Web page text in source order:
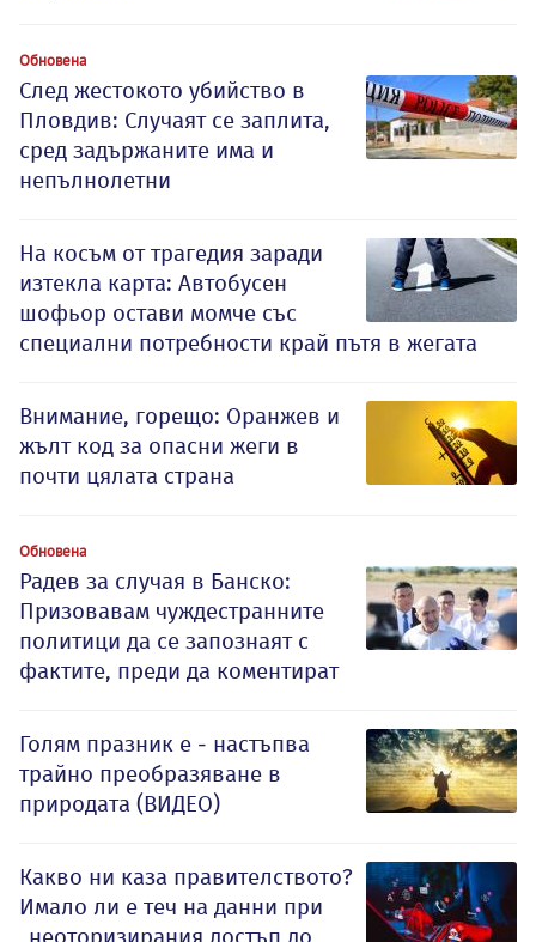
Обновена
След жестокото убийство в
Пловдив: Случаят се заплита,
сред задържаните има и
непълнолетни
На косъм от трагедия заради
изтекла карта: Автобусен
шофьор остави момче със
специални потребности край пътя в жегата
Внимание, горещо: Оранжев и
жълт код за опасни жеги в
почти цялата страна
Обновена
Радев за случая в Банско:
Призовавам чуждестранните
политици да се запознаят с
фактите, преди да коментират
Голям празник е - настъпва
трайно преобразяване в
природата (ВИДЕО)
Какво ни каза правителството?
Имало ли е теч на данни при